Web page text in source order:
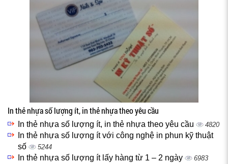
In thẻ nhựa số lượng ít, in thẻ nhựa theo yêu cầu
In thẻ nhựa số lượng ít, in thẻ nhựa theo yêu cầu 4820
In thẻ nhựa số lượng ít với công nghệ in phun kỹ thuật
số
5244
In thẻ nhựa số lượng ít lấy hàng từ 1 – 2 ngày 6983